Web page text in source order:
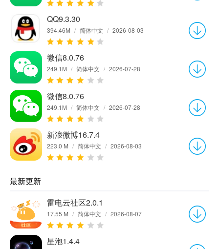
QQ9.3.30
394.46M / 简体中文 / 2026-08-03
微信8.0.76
249.1M / 简体中文 / 2026-07-28
微信8.0.76
249.1M / 简体中文 / 2026-07-28
新浪微博16.7.4
223.0 M / 简体中文 / 2026-08-03
最新更新
雷电云社区2.0.1
17.55 M / 简体中文 / 2026-08-07
星泡1.4.4